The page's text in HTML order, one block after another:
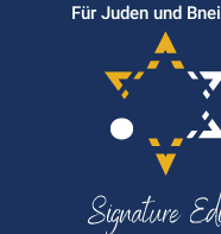
Für Juden und